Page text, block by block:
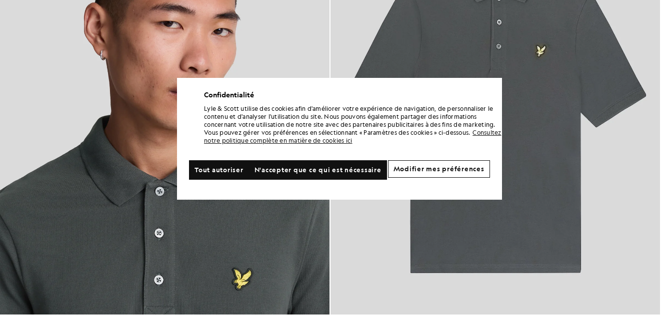
Confidentialité
Lyle & Scott utilise des cookies afin d'améliorer votre expérience de navigation, de personnaliser le
contenu et d'analyser l'utilisation du site. Nous pouvons également partager des informations
concernant votre utilisation de notre site avec des partenaires publicitaires à des fins de marketing.
Vous pouvez gérer vos préférences en sélectionnant « Paramètres des cookies » ci-dessous. Consultez
notre politique complète en matière de cookies ici
N'accepter que ce qui est nécessaire
Tout autoriser Modifier mes préférences